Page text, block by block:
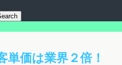
単価は業界２倍！